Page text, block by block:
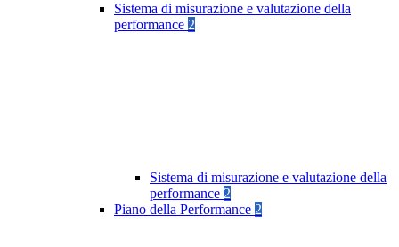
Sistema di misurazione e valutazione della
performance 2
Sistema di misurazione e valutazione della
performance 2
Piano della Performance 2